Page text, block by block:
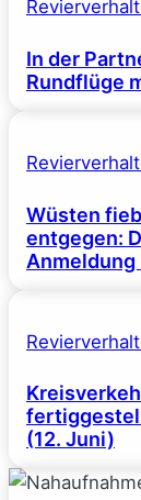
In der
Rundflüge
Wüsten
entgegen:
(12. Juni)